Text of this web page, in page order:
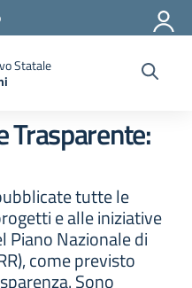
Statale
tutte le
e alle iniziative
Piano Nazionale di
come previsto
Sono